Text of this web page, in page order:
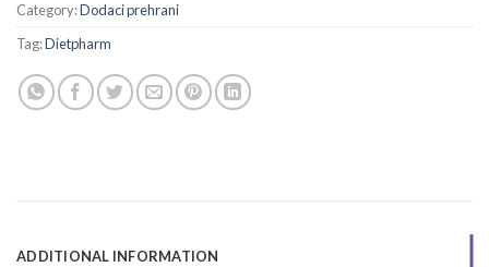
Category:Dodaci prehrani
Tag:Dietpharm
ADDITIONAL INFORMATION